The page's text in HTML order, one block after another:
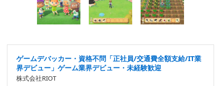
ゲームデバッカー・資格不問「正社員/交通費全額支給/IT業
界デビュー」ゲーム業界デビュー・未経験歓迎
株式会社RIOT